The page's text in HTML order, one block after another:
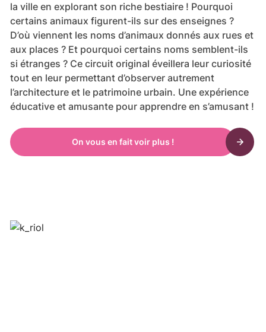
la ville en explorant son riche bestiaire ! Pourquoi
certains animaux figurent-ils sur des enseignes ?
D’où viennent les noms d’animaux donnés aux rues et
aux places ? Et pourquoi certains noms semblent-ils
si étranges ? Ce circuit original éveillera leur curiosité
tout en leur permettant d’observer autrement
l’architecture et le patrimoine urbain. Une expérience
éducative et amusante pour apprendre en s’amusant !
On vous en fait voir plus !